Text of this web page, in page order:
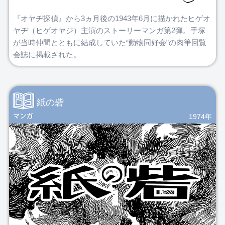
『オヤヂ探偵』から3ヵ月後の1943年6月に描かれたヒゲオ
ヤヂ（ヒゲオヤジ）主演のストーリーマンガ第2弾。手塚
が当時仲間とともに結成していた“動物同好会”の肉筆回覧
会誌に掲載された。
紙の砦
1974年